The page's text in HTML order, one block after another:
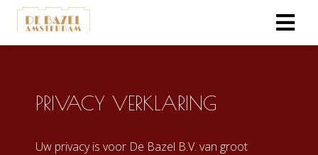
PRIVACY VERKLARING
Uw privacy is voor De Bazel B.V. van groot